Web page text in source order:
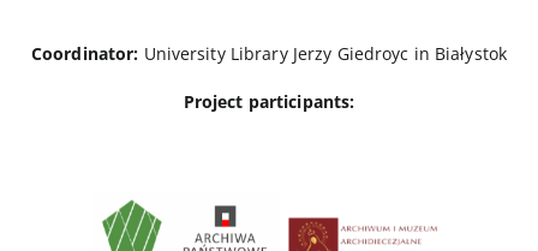
Coordinator: University Library Jerzy Giedroyc in Białystok
Project participants: